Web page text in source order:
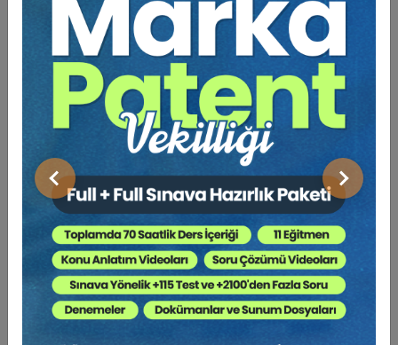
Önceki Sonraki
Video Eğitim Abonesi Ol: Sadece 5490 TL / Yıllık
Dr. Ögr. Üyesi Kemale ASLAN